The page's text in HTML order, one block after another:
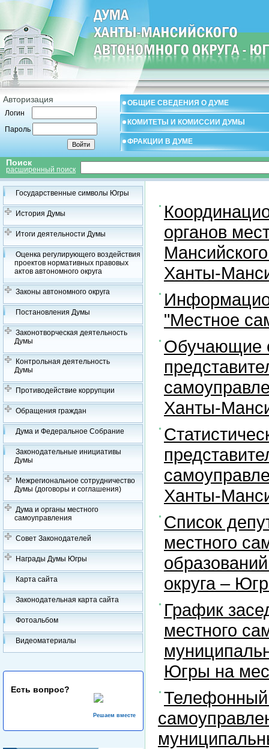
Авторизация
Логин
Пароль
ОБЩИЕ СВЕДЕНИЯ О ДУМЕ
КОМИТЕТЫ И КОМИССИИ ДУМЫ
ФРАКЦИИ В ДУМЕ
Поиск
расширенный поиск
Государственные символы Югры
История Думы
Итоги деятельности Думы
Оценка регулирующего воздействия
проектов нормативных правовых
актов автономного округа
Законы автономного округа
Постановления Думы
Законотворческая деятельность
Думы
Контрольная деятельность
Думы
Противодействие коррупции
Обращения граждан
Дума и Федеральное Собрание
Законодательные инициативы
Думы
Межрегиональное сотрудничество
Думы (договоры и соглашения)
Дума и органы местного
самоуправления
Совет Законодателей
Награды Думы Югры
Карта сайта
Законодательная карта сайта
Фотоальбом
Видеоматериалы
Есть вопрос?
Решаем вместе
органов
Ханты-
"Местное
Обучающие
Ханты-
Ханты-
Список
местного
округа –
График
местного
Югры на
Телефонный